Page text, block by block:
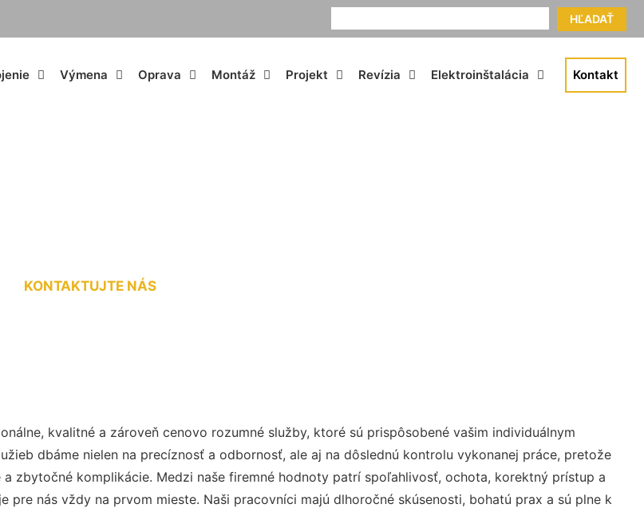
HĽADAŤ
Výmena Oprava Montáž Projekt Revízia Elektroinštalácia Kontakt
KONTAKTUJTE NÁS
kvalitné a zároveň cenovo rozumné služby, ktoré sú prispôsobené vašim individuálnym
dbáme nielen na precíznosť a odbornosť, ale aj na dôslednú kontrolu vykonanej práce, pretože
zbytočné komplikácie. Medzi naše firemné hodnoty patrí spoľahlivosť, ochota, korektný prístup a
pre nás vždy na prvom mieste. Naši pracovníci majú dlhoročné skúsenosti, bohatú prax a sú plne k